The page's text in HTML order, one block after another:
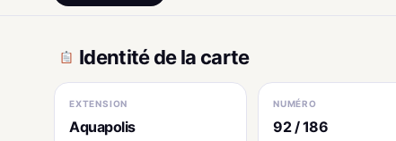
Identité de la carte
EXTENSION
Aquapolis
NUMÉRO
92 / 186